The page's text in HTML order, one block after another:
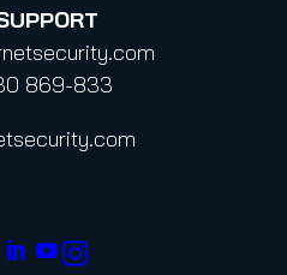
869-833